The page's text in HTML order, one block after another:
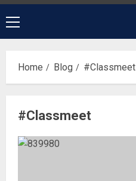
Home Blog #Classmeet
#Classmeet